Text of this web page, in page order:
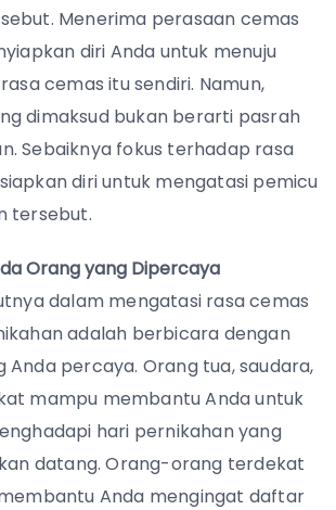
Menerima perasaan cemas
diri Anda untuk menuju
cemas itu sendiri. Namun,
dimaksud bukan berarti pasrah
Sebaiknya fokus terhadap rasa
diri untuk mengatasi pemicu
tersebut.
Orang yang Dipercaya
dalam mengatasi rasa cemas
adalah berbicara dengan
Anda percaya. Orang tua, saudara,
mampu membantu Anda untuk
hari pernikahan yang
datang. Orang-orang terdekat
Anda mengingat daftar